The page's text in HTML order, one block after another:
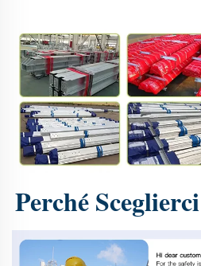
Perché Sceglierci